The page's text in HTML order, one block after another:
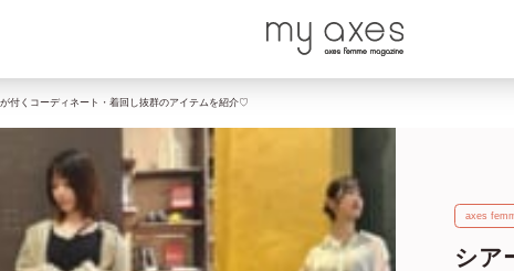
付くコーディネート・着回し抜群のアイテムを紹介♡
axes
シア